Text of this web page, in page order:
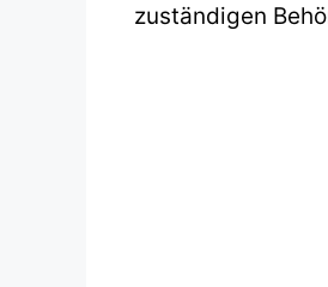
zuständigen